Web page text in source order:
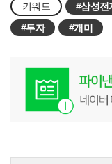
키워드 #삼성전
#투자
#개미